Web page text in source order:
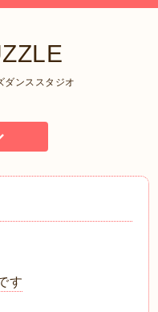
ンススタジオ
す